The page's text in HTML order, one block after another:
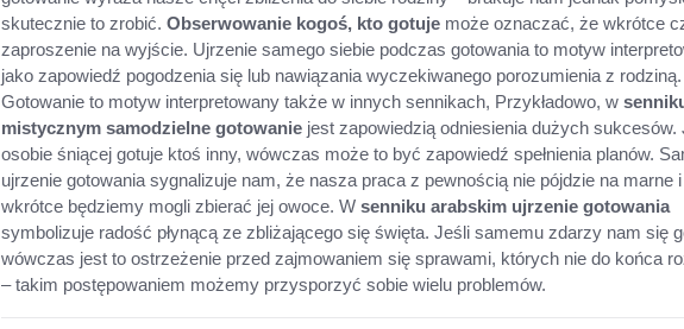
skutecznie to zrobić. Obserwowanie kogoś, kto gotuje może oznaczać, że wkrótce
zaproszenie na wyjście. Ujrzenie samego siebie podczas gotowania to motyw
jako zapowiedź pogodzenia się lub nawiązania wyczekiwanego porozumienia z rodziną.
Gotowanie to motyw interpretowany także w innych sennikach, Przykładowo, w
mistycznym samodzielne gotowanie jest zapowiedzią odniesienia dużych sukcesów.
osobie śniącej gotuje ktoś inny, wówczas może to być zapowiedź spełnienia planów.
ujrzenie gotowania sygnalizuje nam, że nasza praca z pewnością nie pójdzie na marne
wkrótce będziemy mogli zbierać jej owoce. W senniku arabskim ujrzenie gotowania
symbolizuje radość płynącą ze zbliżającego się święta. Jeśli samemu zdarzy nam się
wówczas jest to ostrzeżenie przed zajmowaniem się sprawami, których nie do końca
– takim postępowaniem możemy przysporzyć sobie wielu problemów.